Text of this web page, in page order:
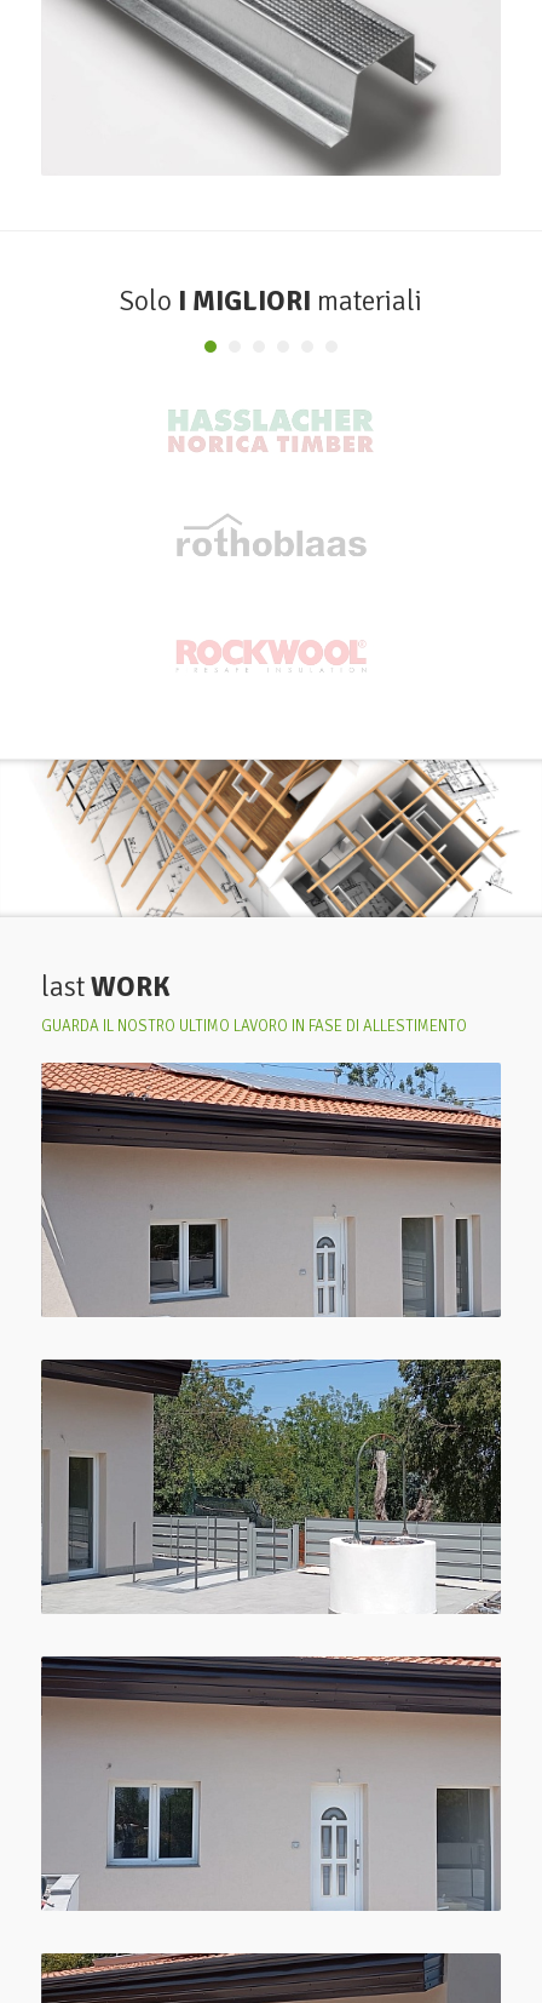
SINIAT
Solo I MIGLIORI materiali
lastWORK
GUARDA IL NOSTRO ULTIMO LAVORO IN FASE DI ALLESTIMENTO